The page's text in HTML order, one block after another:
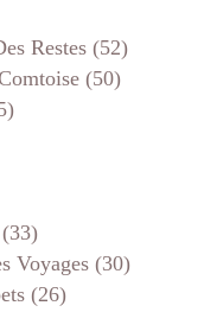
Restes (52)
(50)
(33)
Voyages (30)
(26)